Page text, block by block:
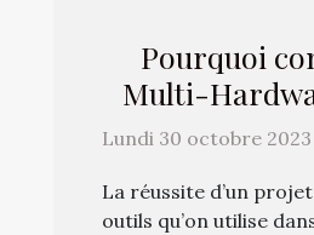
Pourquoi
Multi-
vos achats de
Lundi 30 octobre 2023
La réussite d’un
outils qu’on utilise